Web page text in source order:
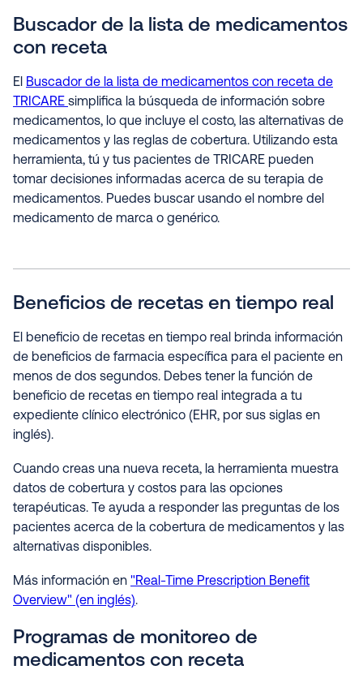
Buscador de la lista de medicamentos
con receta
El Buscador de la lista de medicamentos con receta de
TRICARE simplifica la búsqueda de información sobre
medicamentos, lo que incluye el costo, las alternativas de
medicamentos y las reglas de cobertura. Utilizando esta
herramienta, tú y tus pacientes de TRICARE pueden
tomar decisiones informadas acerca de su terapia de
medicamentos. Puedes buscar usando el nombre del
medicamento de marca o genérico.
Beneficios de recetas en tiempo real
El beneficio de recetas en tiempo real brinda información
de beneficios de farmacia específica para el paciente en
menos de dos segundos. Debes tener la función de
beneficio de recetas en tiempo real integrada a tu
expediente clínico electrónico (EHR, por sus siglas en
inglés).
Cuando creas una nueva receta, la herramienta muestra
datos de cobertura y costos para las opciones
terapéuticas. Te ayuda a responder las preguntas de los
pacientes acerca de la cobertura de medicamentos y las
alternativas disponibles.
Más información en "Real-Time Prescription Benefit
Overview" (en inglés).
Programas de monitoreo de
medicamentos con receta